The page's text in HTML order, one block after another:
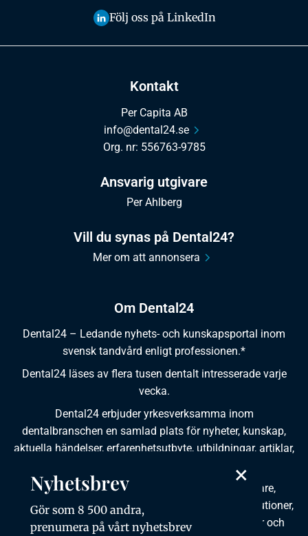
Om Dental24
Dental24 – Ledande nyhets- och kunskapsportal inom
svensk tandvård enligt professionen.*
Dental24 läses av flera tusen dentalt intresserade varje
vecka.
Dental24 erbjuder yrkesverksamma inom
dentalbranschen en samlad plats för nyheter, kunskap,
aktuella händelser, erfarenhetsutbyte, utbildningar, artiklar,
Dental24 produceras i samverkan med tandläkare,
tandhygienister, tandsköterskor, tandtekniker, institutioner,
kursgivare, föreningar, organisationer, leverantörer och
Kontakt
Per Capita AB
info@dental24.se
Org. nr: 556763-9785
Ansvarig utgivare
Per Ahlberg
Vill du synas på Dental24?
Mer om att annonsera
Följ oss på LinkedIn
×
Nyhetsbrev
Gör som 8 500 andra,
prenumera på vårt nyhetsbrev